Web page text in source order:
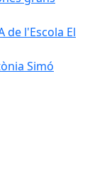
de l'Escola El
Simó